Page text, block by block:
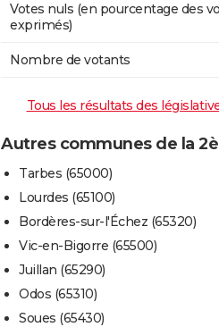
Votes nuls (en pourcentage des
exprimés)
Nombre de votants
Tous les résultats des
Autres communes de la
Tarbes (65000)
Lourdes (65100)
Bordères-sur-l'Échez (65320)
Vic-en-Bigorre (65500)
Juillan (65290)
Odos (65310)
Soues (65430)